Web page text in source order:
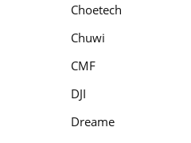
Choetech
Chuwi
CMF
DJI
Dreame